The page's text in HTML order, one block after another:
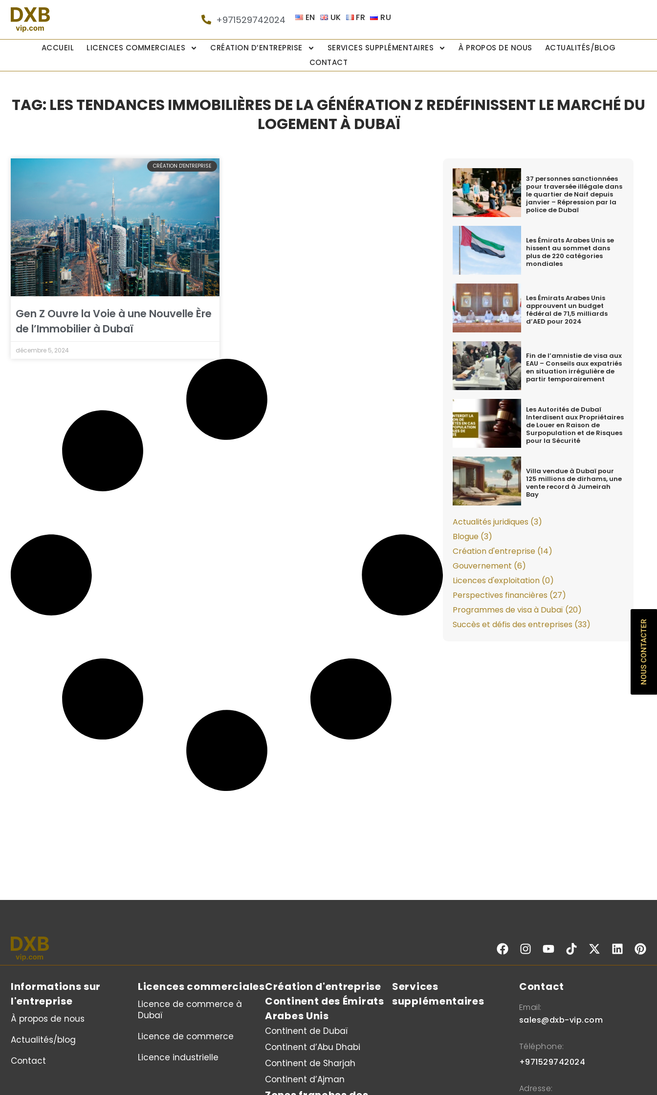
+971529742024 EN UK FR RU
ACCUEIL LICENCES COMMERCIALES CRÉATION D’ENTREPRISE SERVICES SUPPLÉMENTAIRES À PROPOS DE NOUS
ACTUALITÉS/BLOG
CONTACT
TAG: LES TENDANCES IMMOBILIÈRES DE LA GÉNÉRATION Z REDÉFINISSENT LE MARCHÉ DU
LOGEMENT À DUBAÏ
CRÉATION D'ENTREPRISE
Gen Z Ouvre la Voie à une Nouvelle Ère
de l’Immobilier à Dubaï
décembre 5, 2024
37 personnes sanctionnées
pour traversée illégale dans
le quartier de Naif depuis
janvier – Répression par la
police de Dubaï
Les Émirats Arabes Unis se
hissent au sommet dans
plus de 220 catégories
mondiales
Les Émirats Arabes Unis
approuvent un budget
fédéral de 71,5 milliards
d’AED pour 2024
Fin de l’amnistie de visa aux
EAU – Conseils aux expatriés
en situation irrégulière de
partir temporairement
Les Autorités de Dubaï
Interdisent aux Propriétaires
de Louer en Raison de
Surpopulation et de Risques
pour la Sécurité
Villa vendue à Dubaï pour
125 millions de dirhams, une
vente record à Jumeirah
Bay
Actualités juridiques (3)
Blogue (3)
Création d'entreprise (14)
Gouvernement (6)
Licences d'exploitation (0)
Perspectives financières (27)
Programmes de visa à Dubaï (20)
Succès et défis des entreprises (33)
NOUS CONTACTER
Informations sur
l'entreprise
À propos de nous
Actualités/blog
Contact
Licences commerciales
Licence de commerce à
Dubaï
Licence de commerce
Licence industrielle
Création d'entreprise
Continent des Émirats
Arabes Unis
Continent de Dubaï
Continent d’Abu Dhabi
Continent de Sharjah
Continent d’Ajman
Services
supplémentaires
Contact
Email:
sales@dxb-vip.com
Téléphone:
+971529742024
Adresse: